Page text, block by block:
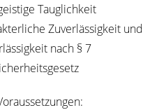
Tauglichkeit
Zuverlässigkeit und
nach § 7